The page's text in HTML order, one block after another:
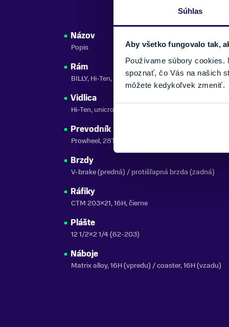
Súhlas
Aby všetko fungovalo tak,
Používame súbory cookies.
spoznať, čo Vás na našich
môžete kedykoľvek zmeniť.
Názov
Popis
Rám
BILLY, Hi-Ten, veľkosť 6,5"
Vidlica
Hi-Ten, unicrown, 12"
Prevodník
Prowheel, 28T, dĺžka kľúk 89 mm
Brzdy
V-brake (predná) / protišľapná brzda (zadná)
Ráfiky
CTM 203×21, 16H, čierne
Plášte
12 1/2×2 1/4 (62-203)
Náboje
Matrix alloy, 16H (vpredu) / coaster, 16H (vzadu)